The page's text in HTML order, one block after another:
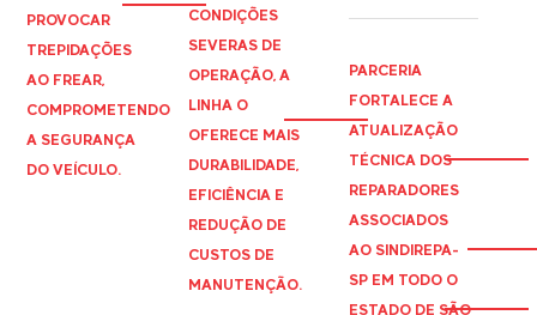
PROVOCAR
TREPIDAÇÕES
AO FREAR,
COMPROMETENDO
A SEGURANÇA
DO VEÍCULO.
CONDIÇÕES
SEVERAS DE
OPERAÇÃO, A
LINHA O
OFERECE MAIS
DURABILIDADE,
EFICIÊNCIA E
REDUÇÃO DE
CUSTOS DE
MANUTENÇÃO.
PARCERIA
FORTALECE A
ATUALIZAÇÃO
TÉCNICA DOS
REPARADORES
ASSOCIADOS
AO SINDIREPA-
SP EM TODO O
ESTADO DE SÃO